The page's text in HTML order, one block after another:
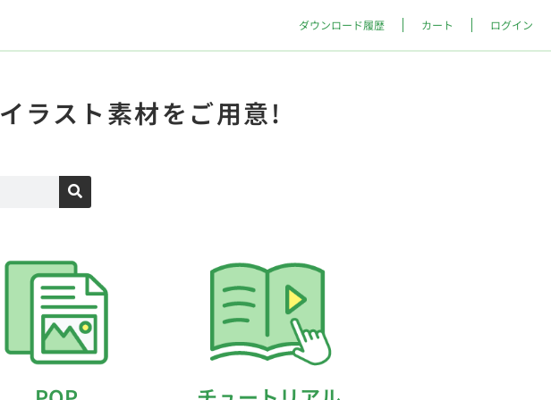
ダウンロード履歴 カート ログイン
イラスト素材をご用意!